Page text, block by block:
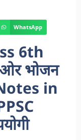
WhatsApp
6th
ओर भोजन
in